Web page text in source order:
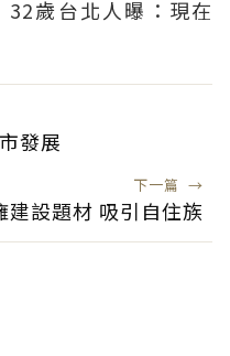
32歲台北人曝：現在
發展
下一篇 →
設題材 吸引自住族